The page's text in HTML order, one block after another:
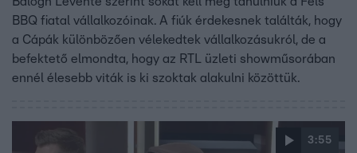
BBQ fiatal vállalkozóinak. A fiúk érdekesnek találták, hogy
a Cápák különbözően vélekedtek vállalkozásukról, de a
befektető elmondta, hogy az RTL üzleti showműsorában
ennél élesebb viták is ki szoktak alakulni közöttük.
3:55